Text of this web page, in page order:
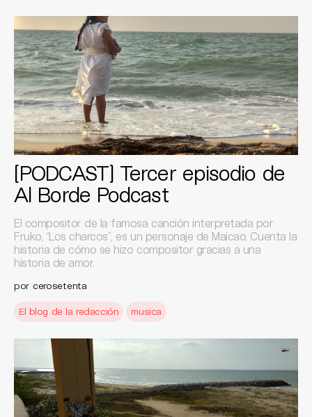
[PODCAST] Tercer episodio de
Al Borde Podcast
El compositor de la famosa canción interpretada por
Fruko, “Los charcos”, es un personaje de Maicao. Cuenta la
historia de cómo se hizo compositor gracias a una
historia de amor.
por cerosetenta
El blog de la redacción musica